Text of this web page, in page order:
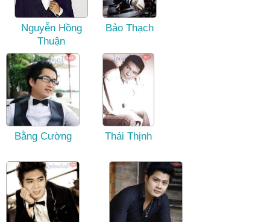
Nguyễn Hồng
Thuận
Bảo Thạch
Bằng Cường Thái Thịnh